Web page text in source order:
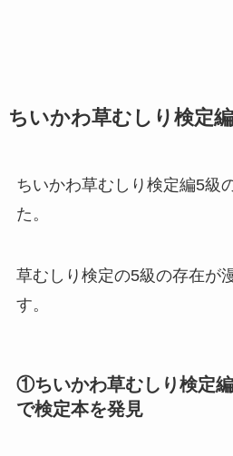
ちいかわ草むしり検定
ちいかわ草むしり検定編5級
た。
草むしり検定の5級の存在が
す。
①ちいかわ草むしり検定
で検定本を発見